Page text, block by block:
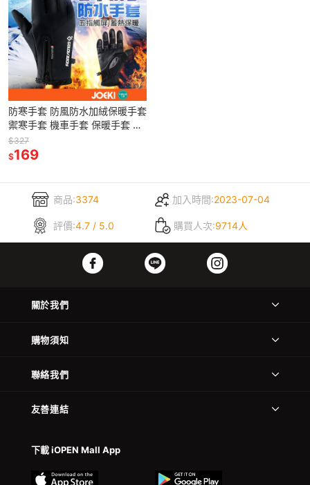
防寒手套 防風防水加絨保暖手套
禦寒手套 機車手套 保暖手套 防
風手套 觸控手套 防水手套 騎士
手套【PJ0036】
$327
$169
商品:3374 加入時間:2023-07-04
評價:4.7 / 5.0 購買人次:9714人
關於我們
購物須知
聯絡我們
友善連結
下載 iOPEN Mall App